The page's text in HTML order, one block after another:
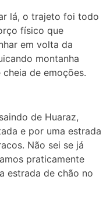
lá, o trajeto foi todo
físico que
em volta da
montanha
de emoções.
de Huaraz,
e por uma estrada
Não sei se já
praticamente
estrada de chão no